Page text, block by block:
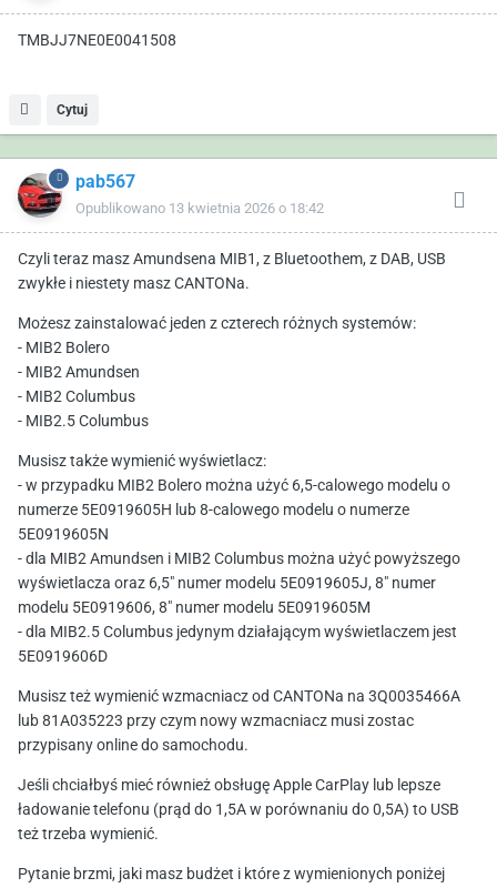
TMBJJ7NE0E0041508
Cytuj
pab567
Opublikowano 13 kwietnia 2026 o 18:42
Czyli teraz masz Amundsena MIB1, z Bluetoothem, z DAB, USB
zwykłe i niestety masz CANTONa.
Możesz zainstalować jeden z czterech różnych systemów:
- MIB2 Bolero
- MIB2 Amundsen
- MIB2 Columbus
- MIB2.5 Columbus
Musisz także wymienić wyświetlacz:
- w przypadku MIB2 Bolero można użyć 6,5-calowego modelu o
numerze 5E0919605H lub 8-calowego modelu o numerze
5E0919605N
- dla MIB2 Amundsen i MIB2 Columbus można użyć powyższego
wyświetlacza oraz 6,5" numer modelu 5E0919605J, 8" numer
modelu 5E0919606, 8" numer modelu 5E0919605M
- dla MIB2.5 Columbus jedynym działającym wyświetlaczem jest
5E0919606D
Musisz też wymienić wzmacniacz od CANTONa na 3Q0035466A
lub 81A035223 przy czym nowy wzmacniacz musi zostac
przypisany online do samochodu.
Jeśli chciałbyś mieć również obsługę Apple CarPlay lub lepsze
ładowanie telefonu (prąd do 1,5A w porównaniu do 0,5A) to USB
też trzeba wymienić.
Pytanie brzmi, jaki masz budżet i które z wymienionych poniżej